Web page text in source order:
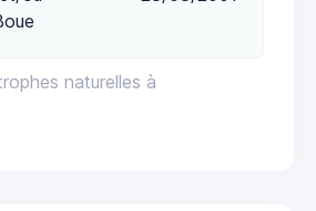
naturelles à